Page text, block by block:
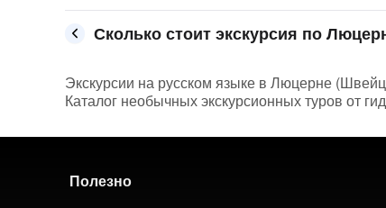
Сколько стоит экскурсия по
Экскурсии на русском языке в Люцерне
Каталог необычных экскурсионных туров от
Полезно